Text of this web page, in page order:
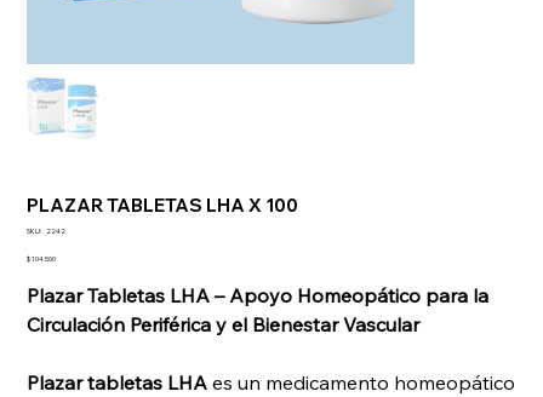
PLAZAR TABLETAS LHA X 100
SKU:
SKU
2242
Precio
$ 104.500
Plazar Tabletas LHA – Apoyo Homeopático para la
Circulación Periférica y el Bienestar Vascular
Plazar tabletas LHA es un medicamento homeopático